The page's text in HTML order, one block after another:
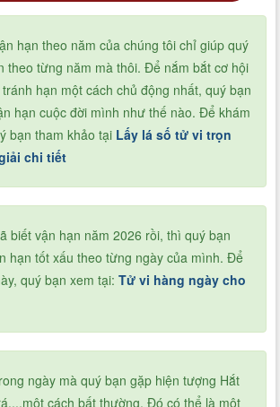
hạn theo năm của chúng tôi chỉ giúp quý
theo từng năm mà thôi. Để nắm bắt cơ hội
hạn một cách chủ động nhất, quý bạn
hạn cuộc đời mình như thế nào. Để khám
bạn tham khảo tại Lấy lá số tử vi trọn
chi tiết
biết vận hạn năm 2026 rồi, thì quý bạn
hạn tốt xấu theo từng ngày của mình. Để
quý bạn xem tại: Tử vi hàng ngày cho
ngày mà quý bạn gặp hiện tượng Hắt
cách bất thường. Đó có thể là một